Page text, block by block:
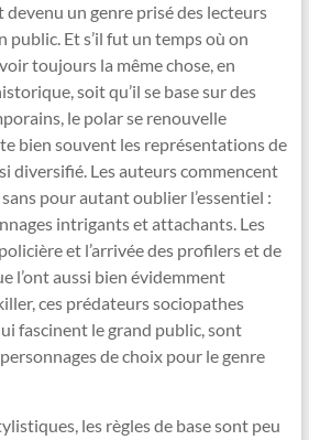
devenu un genre prisé des lecteurs
public. Et s’il fut un temps où on
toujours la même chose, en
soit qu’il se base sur des
le polar se renouvelle
bien souvent les représentations de
diversifié. Les auteurs commencent
pour autant oublier l’essentiel :
intrigants et attachants. Les
et l’arrivée des profilers et de
l’ont aussi bien évidemment
ces prédateurs sociopathes
fascinent le grand public, sont
de choix pour le genre
les règles de base sont peu